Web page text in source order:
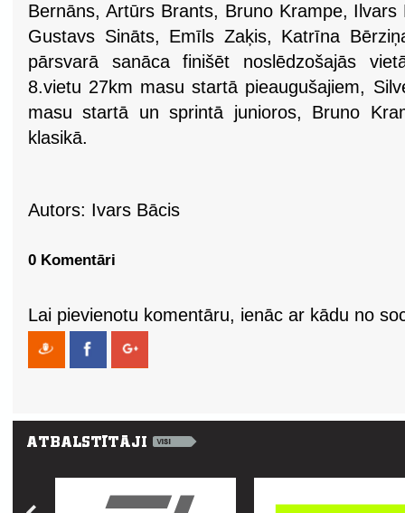
Bernāns, Artūrs Brants, Bruno Krampe,
Gustavs Sināts, Emīls Zaķis, Katrīna
pārsvarā sanāca finišēt noslēdzošajās
8.vietu 27km masu startā pieaugušajiem,
masu startā un sprintā junioros, Bruno
klasikā.
Autors: Ivars Bācis
0 Komentāri
Lai pievienotu komentāru, ienāc ar kādu no